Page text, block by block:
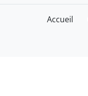
Accueil